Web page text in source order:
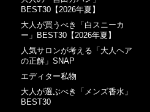
BEST30【2026年夏】
大人が買うべき「白スニーカ
ー」BEST30【2026年夏】
人気サロンが考える「大人ヘア
の正解」SNAP
エディター私物
大人が選ぶべき「メンズ香水」
BEST30